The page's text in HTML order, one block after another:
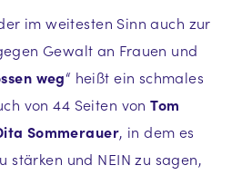
im weitesten Sinn auch zur
Gewalt an Frauen und
weg“ heißt ein schmales
von 44 Seiten vonTom
Sommerauer, in dem es
stärken und NEIN zu sagen,